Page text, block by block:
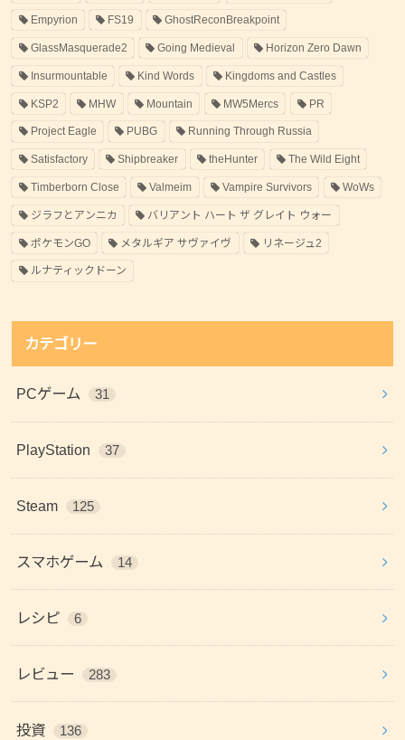
Empyrion FS19 GhostReconBreakpoint
GlassMasquerade2 Going Medieval Horizon Zero Dawn
Insurmountable Kind Words Kingdoms and Castles
KSP2 MHW Mountain MW5Mercs PR
Project Eagle PUBG Running Through Russia
Satisfactory Shipbreaker theHunter The Wild Eight
Timberborn Close Valmeim Vampire Survivors WoWs
ジラフとアンニカ バリアント ハート ザ グレイト ウォー
ポケモンGO メタルギア サヴァイヴ リネージュ2
ルナティックドーン
カテゴリー
PCゲーム 31
PlayStation 37
Steam 125
スマホゲーム 14
レシピ 6
レビュー 283
投資 136